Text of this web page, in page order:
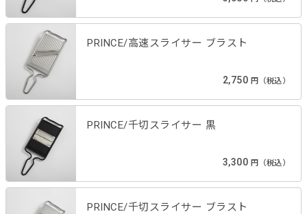
PRINCE/高速スライサー ブラスト
2,750 円（税込）
PRINCE/千切スライサー 黒
3,300 円（税込）
PRINCE/千切スライサー ブラスト